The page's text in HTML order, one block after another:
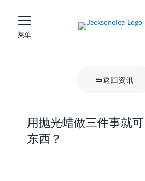
菜单
返回资讯
用抛光蜡做三件事就
东西？